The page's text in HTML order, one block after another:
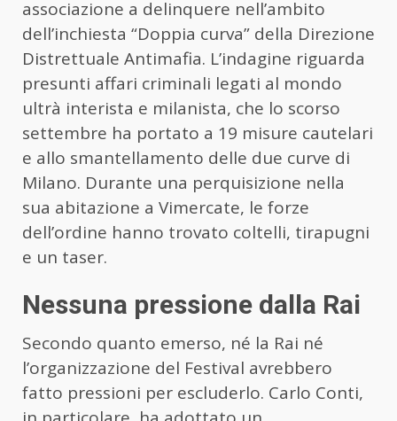
associazione a delinquere nell’ambito
dell’inchiesta “Doppia curva” della Direzione
Distrettuale Antimafia. L’indagine riguarda
presunti affari criminali legati al mondo
ultrà interista e milanista, che lo scorso
settembre ha portato a 19 misure cautelari
e allo smantellamento delle due curve di
Milano. Durante una perquisizione nella
sua abitazione a Vimercate, le forze
dell’ordine hanno trovato coltelli, tirapugni
e un taser.
Nessuna pressione dalla Rai
Secondo quanto emerso, né la Rai né
l’organizzazione del Festival avrebbero
fatto pressioni per escluderlo. Carlo Conti,